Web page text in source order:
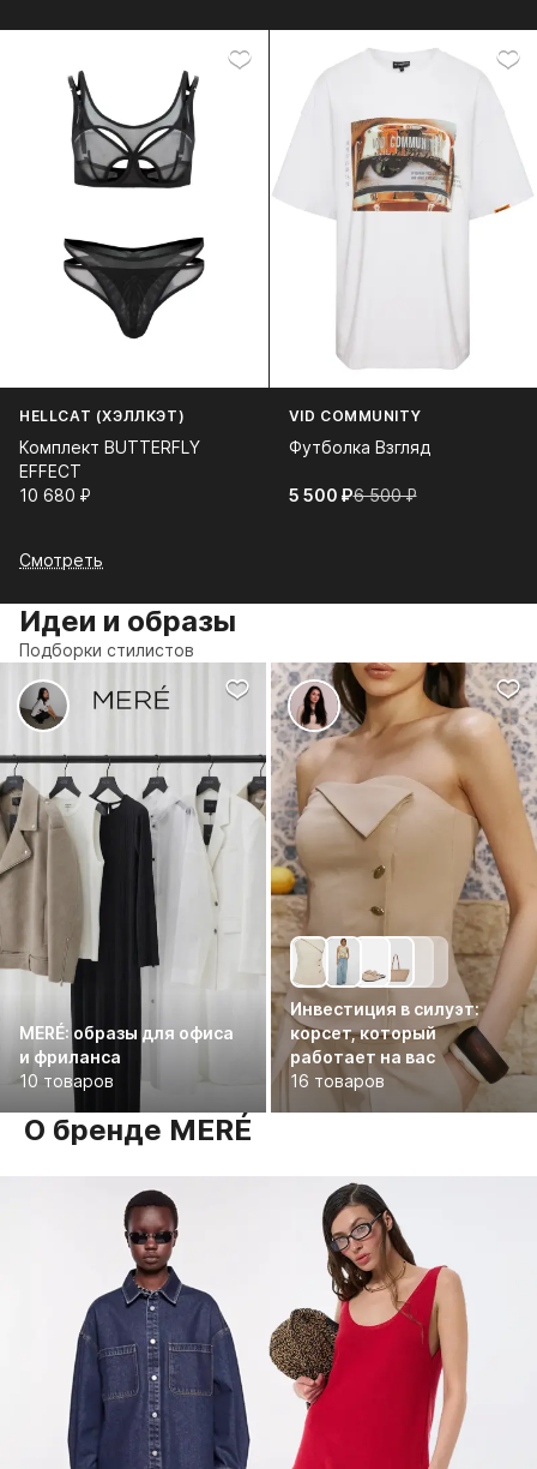
HELLCAT (ХЭЛЛКЭТ)
Комплект BUTTERFLY
EFFECT
10 680⁠ ⁠₽
VID COMMUNITY
Футболка Взгляд
5 500⁠ ⁠₽6 500⁠ ⁠₽
Смотреть
Идеи и образы
Подборки стилистов
MERÉ: образы для офиса
и фриланса
10 товаров
Инвестиция в силуэт:
корсет, который
работает на вас
16 товаров
О бренде MERÉ